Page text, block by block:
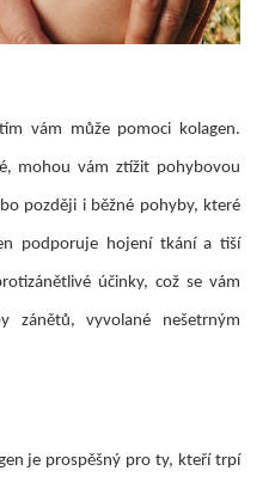
vám může pomoci kolagen.
mohou vám ztížit pohybovou
později i běžné pohyby, které
podporuje hojení tkání a tiší
účinky, což se vám
zánětů, vyvolané nešetrným
je prospěšný pro ty, kteří trpí